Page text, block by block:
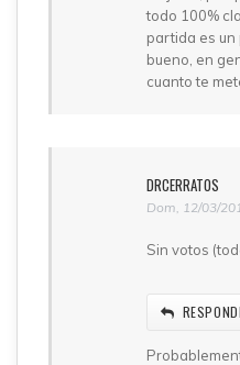
todo 100%
partida es un
bueno, en
cuanto te
DRCERRATOS
Dom, 12/03/
Sin votos